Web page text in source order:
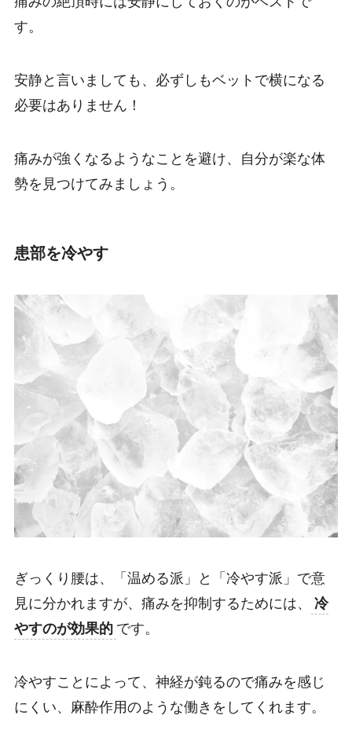
す。
安静と言いましても、必ずしもベットで横になる
必要はありません！
痛みが強くなるようなことを避け、自分が楽な体
勢を見つけてみましょう。
患部を冷やす
ぎっくり腰は、「温める派」と「冷やす派」で意
見に分かれますが、痛みを抑制するためには、
冷
やすのが効果的 です。
冷やすことによって、神経が鈍るので痛みを感じ
にくい、麻酔作用のような働きをしてくれます。